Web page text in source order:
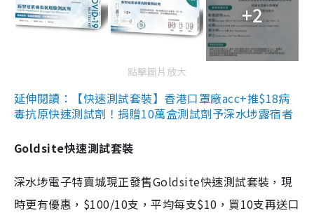
+2
點擊圖片放大
延伸閱讀：【快速測試套裝】香港口罩廠acc+推$18病
毒抗原快速測試劑！捐贈10萬盒測試劑予深水埗露宿者
Goldsite快速測試套裝
深水埗電子特賣城現正發售Goldsite快速測試套裝，現
時更有優惠，$100/10支，平均每支$10，買10支再送口